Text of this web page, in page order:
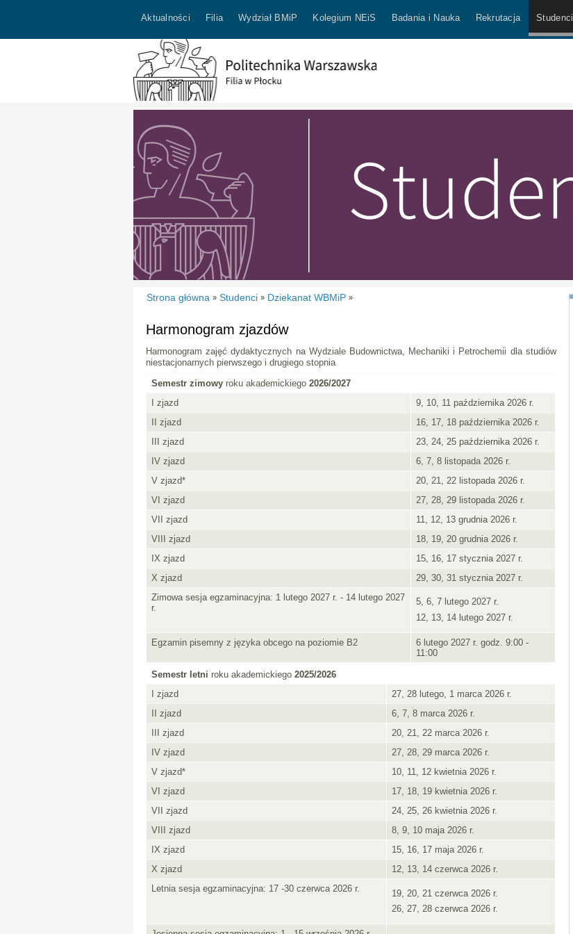
Aktualności Filia Wydział BMiP Kolegium NEiS Badania i Nauka Rekrutacja Studenci
Strona główna » Studenci » Dziekanat WBMiP »
Harmonogram zjazdów
Harmonogram zajęć dydaktycznych na Wydziale Budownictwa, Mechaniki i Petrochemii dla studiów
niestacjonarnych pierwszego i drugiego stopnia
Semestr zimowy roku akademickiego2026/2027
I zjazd
9, 10, 11 października 2026 r.
II zjazd
16, 17, 18 października 2026 r.
III zjazd
23, 24, 25 października 2026 r.
IV zjazd
6, 7, 8 listopada 2026 r.
V zjazd*
20, 21, 22 listopada 2026 r.
VI zjazd
27, 28, 29 listopada 2026 r.
VII zjazd
11, 12, 13 grudnia 2026 r.
VIII zjazd
18, 19, 20 grudnia 2026 r.
IX zjazd
15, 16, 17 stycznia 2027 r.
X zjazd
29, 30, 31 stycznia 2027 r.
Zimowa sesja egzaminacyjna: 1 lutego 2027 r. - 14 lutego 2027
r.
5, 6, 7 lutego 2027 r.
12, 13, 14 lutego 2027 r.
Egzamin pisemny z języka obcego na poziomie B2
6 lutego 2027 r. godz. 9:00 -
11:00
Semestr letni roku akademickiego2025/2026
I zjazd
27, 28 lutego, 1 marca 2026 r.
II zjazd
6, 7, 8 marca 2026 r.
III zjazd
20, 21, 22 marca 2026 r.
IV zjazd
27, 28, 29 marca 2026 r.
V zjazd*
10, 11, 12 kwietnia 2026 r.
VI zjazd
17, 18, 19 kwietnia 2026 r.
VII zjazd
24, 25, 26 kwietnia 2026 r.
VIII zjazd
8, 9, 10 maja 2026 r.
IX zjazd
15, 16, 17 maja 2026 r.
X zjazd
12, 13, 14 czerwca 2026 r.
Letnia sesja egzaminacyjna: 17 -30 czerwca 2026 r.
19, 20, 21 czerwca 2026 r.
26, 27, 28 czerwca 2026 r.